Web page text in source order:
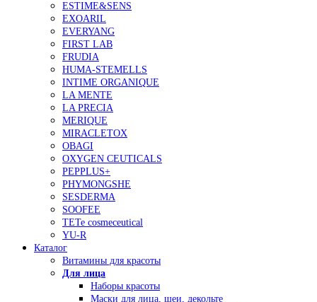
ESTIME&SENS
EXOARIL
EVERYANG
FIRST LAB
FRUDIA
HUMA-STEMELLS
INTIME ORGANIQUE
LA MENTE
LA PRECIA
MERIQUE
MIRACLETOX
OBAGI
OXYGEN CEUTICALS
PEPPLUS+
PHYMONGSHE
SESDERMA
SOOFEE
TETe cosmeceutical
YU-R
Каталог
Витамины для красоты
Для лица
Наборы красоты
Маски для лица, шеи, декольте